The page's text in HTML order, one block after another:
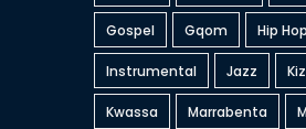
Gospel Gqom Hip Hop
Instrumental Jazz
Kwassa Marrabenta